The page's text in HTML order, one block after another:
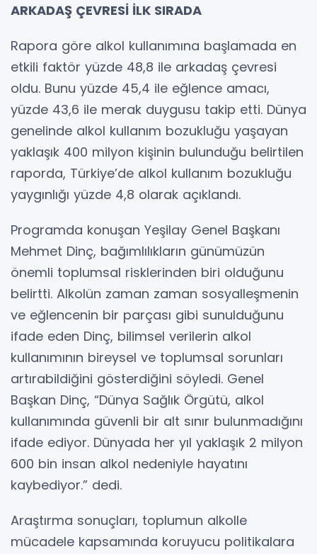
ARKADAŞ ÇEVRESİ İLK SIRADA
Rapora göre alkol kullanımına başlamada en
etkili faktör yüzde 48,8 ile arkadaş çevresi
oldu. Bunu yüzde 45,4 ile eğlence amacı,
yüzde 43,6 ile merak duygusu takip etti. Dünya
genelinde alkol kullanım bozukluğu yaşayan
yaklaşık 400 milyon kişinin bulunduğu belirtilen
raporda, Türkiye’de alkol kullanım bozukluğu
yaygınlığı yüzde 4,8 olarak açıklandı.
Programda konuşan Yeşilay Genel Başkanı
Mehmet Dinç, bağımlılıkların günümüzün
önemli toplumsal risklerinden biri olduğunu
belirtti. Alkolün zaman zaman sosyalleşmenin
ve eğlencenin bir parçası gibi sunulduğunu
ifade eden Dinç, bilimsel verilerin alkol
kullanımının bireysel ve toplumsal sorunları
artırabildiğini gösterdiğini söyledi. Genel
Başkan Dinç, “Dünya Sağlık Örgütü, alkol
kullanımında güvenli bir alt sınır bulunmadığını
ifade ediyor. Dünyada her yıl yaklaşık 2 milyon
600 bin insan alkol nedeniyle hayatını
kaybediyor.” dedi.
Araştırma sonuçları, toplumun alkolle
mücadele kapsamında koruyucu politikalara